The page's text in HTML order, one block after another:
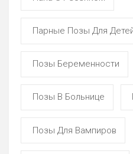
Парные Позы Для
Позы Беременности
Позы В Больнице
Позы Для Вампиров